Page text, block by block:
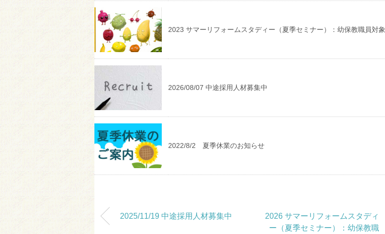
2023 サマーリフォームスタディー（夏季セミナー）：幼保教職員対象
2026/08/07 中途採用人材募集中
2022/8/2 夏季休業のお知らせ
2025/11/19 中途採用人材募集中
2026 サマーリフォームスタディ
ー（夏季セミナー）：幼保教職